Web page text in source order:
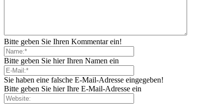
Bitte geben Sie Ihren Kommentar ein!
Bitte geben Sie hier Ihren Namen ein
Sie haben eine falsche E-Mail-Adresse eingegeben!
Bitte geben Sie hier Ihre E-Mail-Adresse ein